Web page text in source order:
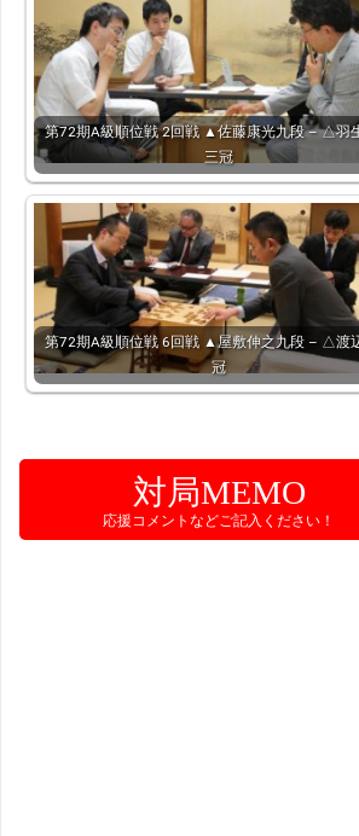
第72期A級順位戦 2回戦 ▲佐藤康光九段 – △羽
三冠
第72期A級順位戦 6回戦 ▲屋敷伸之九段 – △渡
冠
対局MEMO
応援コメントなどご記入ください！